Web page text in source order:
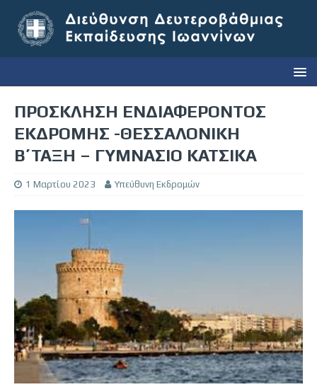
ΠΡΟΣΚΛΗΣΗ ΕΝΔΙΑΦΕΡΟΝΤΟΣ
ΕΚΔΡΟΜΗΣ -ΘΕΣΣΑΛΟΝΙΚΗ
B΄ΤΑΞΗ – ΓΥΜΝΑΣΙΟ ΚΑΤΣΙΚΑ
1 Μαρτίου 2023 Υπεύθυνη Εκδρομών